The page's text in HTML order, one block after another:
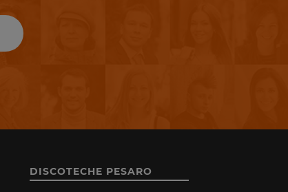
DISCOTECHE PESARO